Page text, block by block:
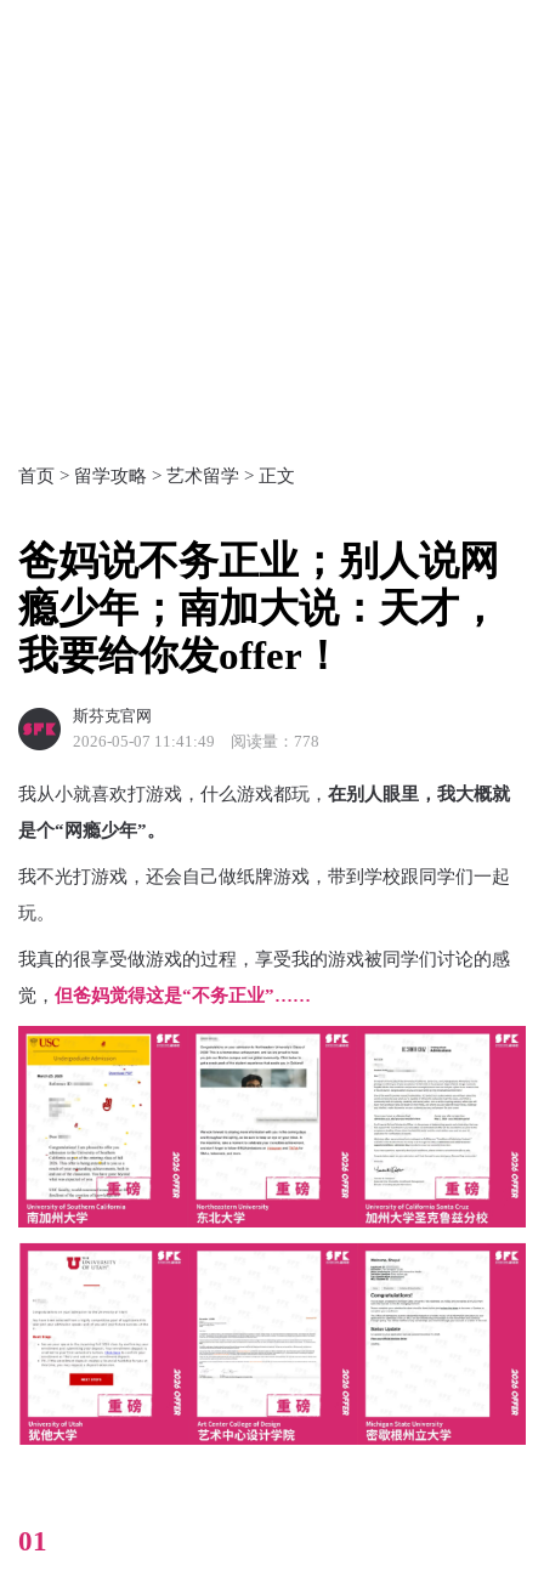
首页 > 留学攻略 > 艺术留学 > 正文
爸妈说不务正业；别人说网
瘾少年；南加大说：天才，
我要给你发offer！
斯芬克官网
2026-05-07 11:41:49
阅读量：778
我从小就喜欢打游戏，什么游戏都玩， 在别人眼里，我大概就
是个“网瘾少年”。
我不光打游戏，还会自己做纸牌游戏，带到学校跟同学们一起
玩。
我真的很享受做游戏的过程，享受我的游戏被同学们讨论的感
觉， 但爸妈觉得这是“不务正业”……
01